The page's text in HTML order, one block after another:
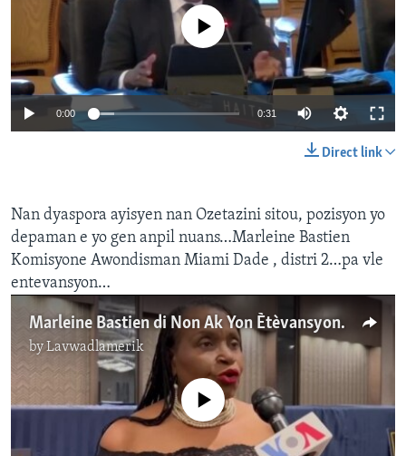
No media source currently available
0:00 0:31
Direct link
Nan dyaspora ayisyen nan Ozetazini sitou, pozisyon yo
depaman e yo gen anpil nuans…Marleine Bastien
Komisyone Awondisman Miami Dade , distri 2…pa vle
entevansyon…
Marleine Bastien di Non Ak Yon Ètèvansyon an Ayiti
byLavwadlamerik
No media source currently available